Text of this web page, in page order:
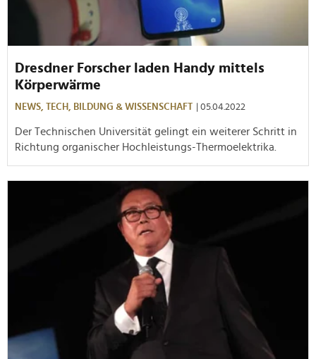
Dresdner Forscher laden Handy mittels
Körperwärme
NEWS, TECH, BILDUNG & WISSENSCHAFT | 05.04.2022
Der Technischen Universität gelingt ein weiterer Schritt in
Richtung organischer Hochleistungs-Thermoelektrika.